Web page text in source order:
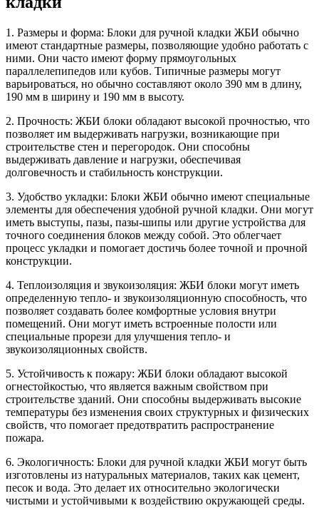
1. Размеры и форма: Блоки для ручной кладки ЖБИ обычно
имеют стандартные размеры, позволяющие удобно работать с
ними. Они часто имеют форму прямоугольных
параллелепипедов или кубов. Типичные размеры могут
варьироваться, но обычно составляют около 390 мм в длину,
190 мм в ширину и 190 мм в высоту.
2. Прочность: ЖБИ блоки обладают высокой прочностью, что
позволяет им выдерживать нагрузки, возникающие при
строительстве стен и перегородок. Они способны
выдерживать давление и нагрузки, обеспечивая
долговечность и стабильность конструкции.
3. Удобство укладки: Блоки ЖБИ обычно имеют специальные
элементы для обеспечения удобной ручной кладки. Они могут
иметь выступы, пазы, пазы-шипы или другие устройства для
точного соединения блоков между собой. Это облегчает
процесс укладки и помогает достичь более точной и прочной
конструкции.
4. Теплоизоляция и звукоизоляция: ЖБИ блоки могут иметь
определенную тепло- и звукоизоляционную способность, что
позволяет создавать более комфортные условия внутри
помещений. Они могут иметь встроенные полости или
специальные прорези для улучшения тепло- и
звукоизоляционных свойств.
5. Устойчивость к пожару: ЖБИ блоки обладают высокой
огнестойкостью, что является важным свойством при
строительстве зданий. Они способны выдерживать высокие
температуры без изменения своих структурных и физических
свойств, что помогает предотвратить распространение
пожара.
6. Экологичность: Блоки для ручной кладки ЖБИ могут быть
изготовлены из натуральных материалов, таких как цемент,
песок и вода. Это делает их относительно экологически
чистыми и устойчивыми к воздействию окружающей среды.